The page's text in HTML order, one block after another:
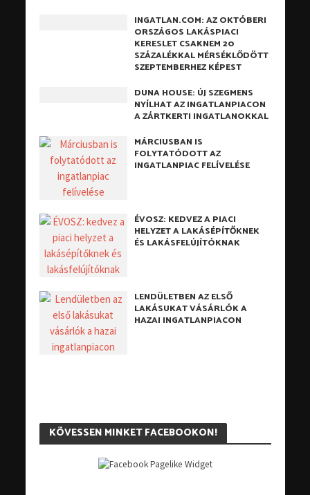
INGATLAN.COM: AZ OKTÓBERI
ORSZÁGOS LAKÁSPIACI
KERESLET CSAKNEM 20
SZÁZALÉKKAL MÉRSÉKLŐDÖTT
SZEPTEMBERHEZ KÉPEST
DUNA HOUSE: ÚJ SZEGMENS
NYÍLHAT AZ INGATLANPIACON
A ZÁRTKERTI INGATLANOKKAL
MÁRCIUSBAN IS
FOLYTATÓDOTT AZ
INGATLANPIAC FELÍVELÉSE
ÉVOSZ: KEDVEZ A PIACI
HELYZET A LAKÁSÉPÍTŐKNEK
ÉS LAKÁSFELÚJÍTÓKNAK
LENDÜLETBEN AZ ELSŐ
LAKÁSUKAT VÁSÁRLÓK A
HAZAI INGATLANPIACON
KÖVESSEN MINKET FACEBOOKON!